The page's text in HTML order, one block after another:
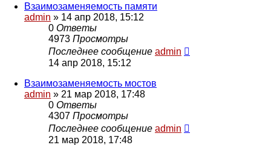
Взаимозаменяемость памяти
admin » 14 апр 2018, 15:12
0 Ответы
4973 Просмотры
Последнее сообщение admin
14 апр 2018, 15:12
Взаимозаменяемость мостов
admin » 21 мар 2018, 17:48
0 Ответы
4307 Просмотры
Последнее сообщение admin
21 мар 2018, 17:48